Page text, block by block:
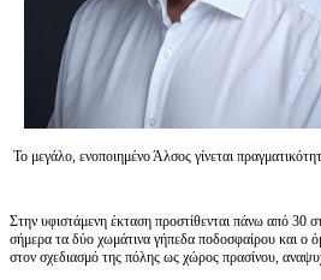
Το μεγάλο, ενοποιημένο Άλσος γίνεται
Στην υφιστάμενη έκταση προστίθενται πάνω από 30
σήμερα τα δύο χωμάτινα γήπεδα ποδοσφαίρου και ο
στον σχεδιασμό της πόλης ως χώρος πρασίνου,